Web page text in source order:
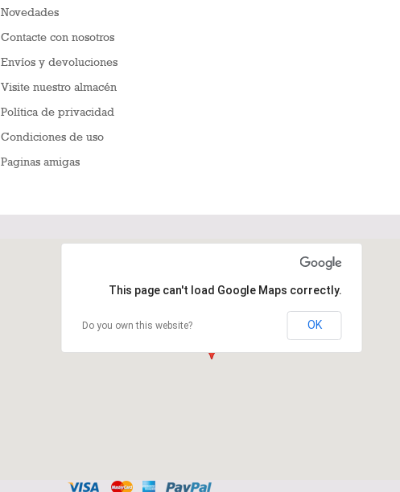
Novedades
Contacte con nosotros
Envíos y devoluciones
Visite nuestro almacén
Política de privacidad
Condiciones de uso
Paginas amigas
This page can't load Google Maps correctly.
Do you own this website? OK